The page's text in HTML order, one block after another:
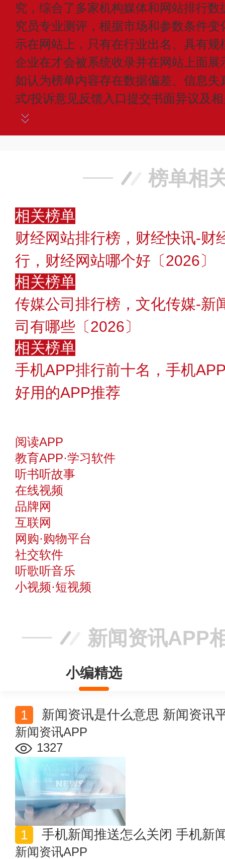
究，综合了多家机构媒体和网站排行
究员专业测评，根据市场和参数条件
示在网站上，只有在行业出名、具有
企业在才会被系统收录并在网站上面
如认为榜单内容存在数据偏差、信息
式/投诉意见反馈入口提交书面异议及
榜单相
相关榜单
财经网站排行榜，财经快讯-财
行，财经网站哪个好〔2026〕
相关榜单
传媒公司排行榜，文化传媒-新
司有哪些〔2026〕
相关榜单
手机APP排行前十名，手机
好用的APP推荐
阅读APP
教育APP·学习软件
听书听故事
在线视频
品牌网
互联网
网购·购物平台
社交软件
听歌听音乐
小视频·短视频
新闻资讯APP
小编精选
新闻资讯是什么意思 新闻资讯
新闻资讯APP
1327
手机新闻推送怎么关闭 手机新
新闻资讯APP